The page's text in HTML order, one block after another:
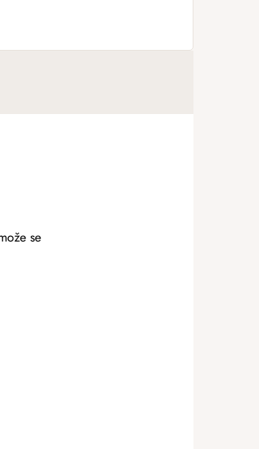
se